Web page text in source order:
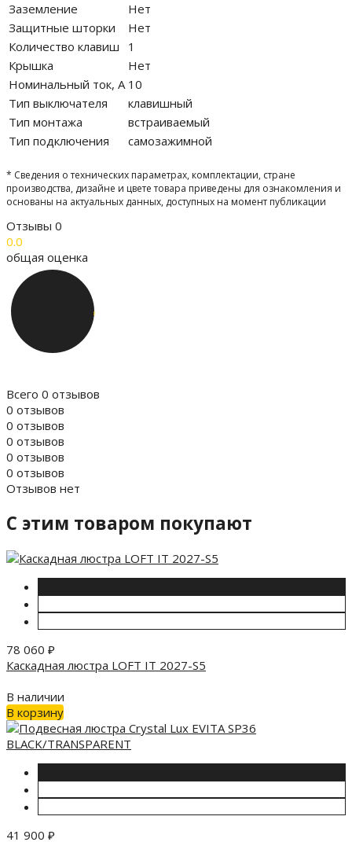
Заземление
Нет
Защитные шторки
Нет
Количество клавиш
1
Крышка
Нет
Номинальный ток, А 10
Тип выключателя
клавишный
Тип монтажа
встраиваемый
Тип подключения
самозажимной
* Сведения о технических параметрах, комплектации, стране
производства, дизайне и цвете товара приведены для ознакомления и
основаны на актуальных данных, доступных на момент публикации
Отзывы 0
0.0
общая оценка
Всего 0 отзывов
0 отзывов
0 отзывов
0 отзывов
0 отзывов
0 отзывов
Отзывов нет
C этим товаром покупают
78 060 ₽
Каскадная люстра LOFT IT 2027-S5
В наличии
В корзину
41 900 ₽